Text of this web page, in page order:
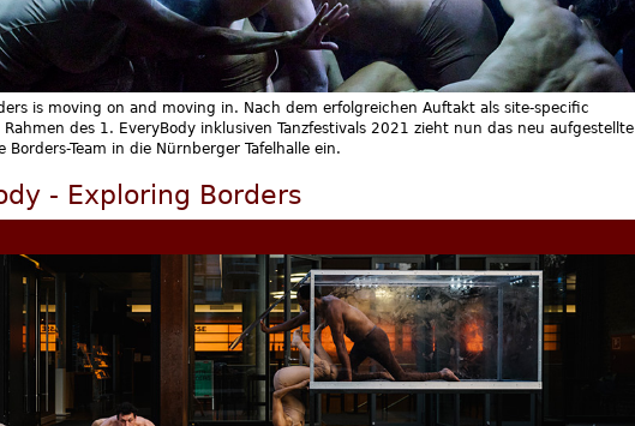
is moving on and moving in. Nach dem erfolgreichen Auftakt als site-specific
Rahmen des 1. EveryBody inklusiven Tanzfestivals 2021 zieht nun das neu aufgestellte
Borders-Team in die Nürnberger Tafelhalle ein.
- Exploring Borders